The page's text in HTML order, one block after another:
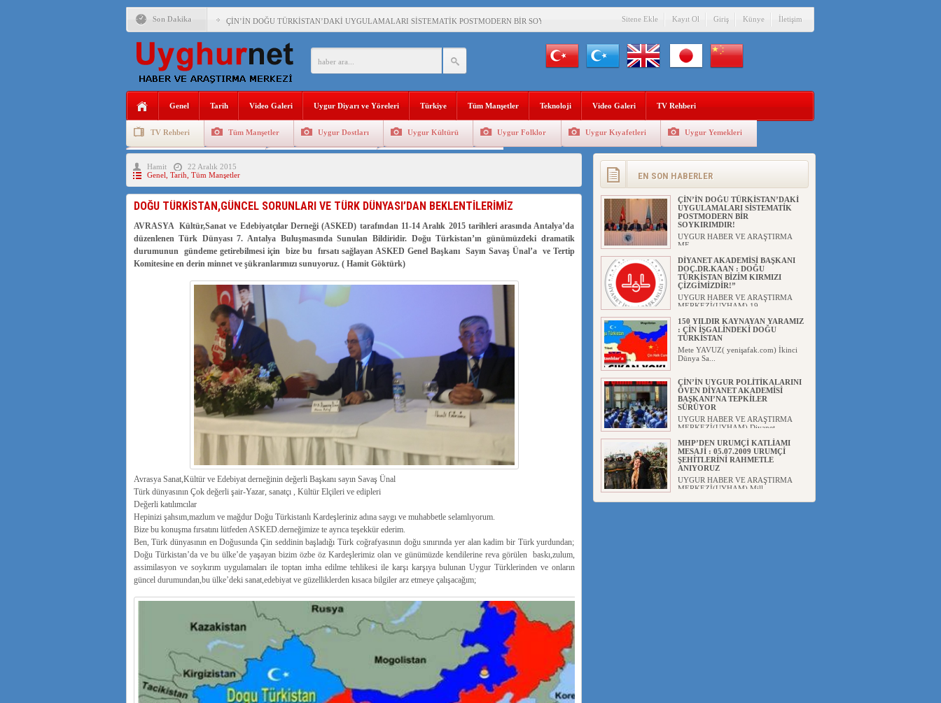
Son Dakika ÇİN’İN DOĞU TÜRKİSTAN’DAKİ UYGULAMALARI SİSTEMATİK POSTMODERN BİR SOYKIRIMDIR!
DİYANET AKADEMİSİ BAŞKANI DOÇ.DR.KAAN : DOĞU TÜRKİSTAN BİZİM KIRMIZI ÇİZGİMİZDİR!”
ÇİN’İN UYGUR POLİTİKALARINI ÖVEN DİYANET AKADEMİSİ BAŞKANI’NA TEPKİLER SÜRÜYOR
MHP’DEN URUMÇİ KATLİAMI MESAJİ : 05.07.2009 URUMÇİ ŞEHİTLERİNİ RAHMETLE ANIYORUZ
İŞGALCİ ÇİN’DEN “FETİHLER SULTANI MEHMET”DİZİSİNE GARİP SANSÜR VE HADSIZ İHTAR
SAADET PARTİSİ İLÇE BAŞKANI : TEMMUZ AYI,DOĞU TÜRKİSTAN İÇİN KATLİAM AYI DEĞİLDİR !
Sitene Ekle Kayıt Ol Giriş Künye İletişim
Genel Tarih Video Galeri Uygur Diyarı ve Yöreleri Türkiye Tüm Manşetler Teknoloji Video Galeri TV Rehberi
TV Rehberi Tüm Manşetler Uygur Dostları Uygur Kültürü Uygur Folklor Uygur Kıyafetleri Uygur Yemekleri
Uygurlarda Düğün ve Cenaze
Hamit
22 Aralık 2015
Genel Tarih Tüm Manşetler
DOĞU TÜRKİSTAN,GÜNCEL SORUNLARI VE TÜRK DÜNYASI’DAN BEKLENTİLERİMİZ
AVRASYA Kültür,Sanat ve Edebiyatçılar Derneği (ASKED) tarafından 11-14 Aralık 2015 tarihleri arasında Antalya’da
düzenlenen Türk Dünyası 7. Antalya Buluşmasında Sunulan Bildiridir. Doğu Türkistan’ın günümüzdeki dramatik
durumunun gündeme getirebilmesi için bize bu fırsatı sağlayan ASKED Genel Başkanı Sayın Savaş Ünal’a ve Tertip
Komitesine en derin minnet ve şükranlarımızı sunuyoruz. ( Hamit Göktürk)
Avrasya Sanat,Kültür ve Edebiyat derneğinin değerli Başkanı sayın Savaş Ünal
Türk dünyasının Çok değerli şair-Yazar, sanatçı , Kültür Elçileri ve edipleri
Değerli katılımcılar
Hepinizi şahsım,mazlum ve mağdur Doğu Türkistanlı Kardeşleriniz adına saygı ve muhabbetle selamlıyorum.
Bize bu konuşma fırsatını lütfeden ASKED.derneğimize te ayrıca teşekkür ederim.
Ben, Türk dünyasının en Doğusunda Çin seddinin başladığı Türk coğrafyasının doğu sınırında yer alan kadim bir Türk yurdundan;
Doğu Türkistan’da ve bu ülke’de yaşayan bizim özbe öz Kardeşlerimiz olan ve günümüzde kendilerine reva görülen baskı,zulum,
assimilasyon ve soykırım uygulamaları ile toptan imha edilme tehlikesi ile karşı karşıya bulunan Uygur Türklerinden ve onların
güncel durumundan,bu ülke’deki sanat,edebiyat ve güzelliklerden kısaca bilgiler arz etmeye çalışacağım;
EN SON HABERLER
ANAHTAR PARTİ GENEL
BAŞKANI AĞIRALİOĞLU : ÇİN’İN
UYGUR SOYKIRIMI BİR
HAKİKATTIR!
UYGUR HABER VE ARAŞTIRMA
ÇİN’İN DOĞU TÜRKİSTAN’DAKİ
UYGULAMALARI SİSTEMATİK
POSTMODERN BİR
SOYKIRIMDIR!
UYGUR HABER VE ARAŞTIRMA
ME...
DİYANET AKADEMİSİ BAŞKANI
DOÇ.DR.KAAN : DOĞU
TÜRKİSTAN BİZİM KIRMIZI
ÇİZGİMİZDİR!”
UYGUR HABER VE ARAŞTIRMA
MERKEZİ(UYHAM) 19...
150 YILDIR KAYNAYAN YARAMIZ
: ÇİN İŞGALİNDEKİ DOĞU
TÜRKİSTAN
Mete YAVUZ( yenişafak.com) İkinci
Dünya Sa...
ÇİN’İN UYGUR POLİTİKALARINI
ÖVEN DİYANET AKADEMİSİ
BAŞKANI’NA TEPKİLER
SÜRÜYOR
UYGUR HABER VE ARAŞTIRMA
MERKEZİ(UYHAM) Diyanet
MHP’DEN URUMÇİ KATLİAMI
MESAJİ : 05.07.2009 URUMÇİ
ŞEHİTLERİNİ RAHMETLE
ANIYORUZ
UYGUR HABER VE ARAŞTIRMA
MERKEZİ(UYHAM) Mill...
ÇİN’İN ANKARA BÜYÜKELÇİSİ